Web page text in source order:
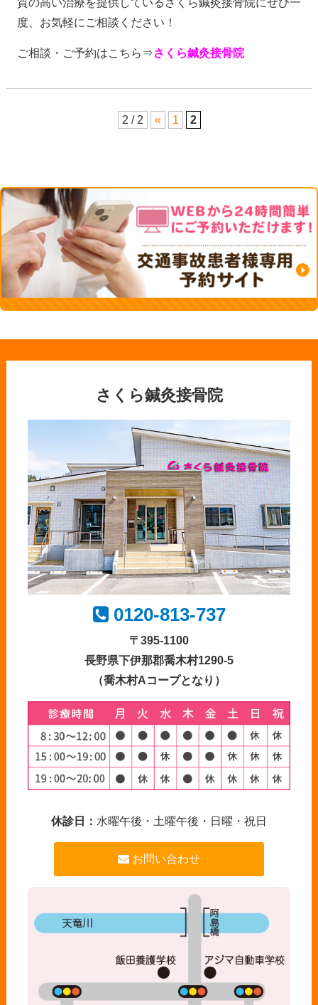
質の高い治療を提供しているさくら鍼灸接骨院にぜひ一
度、お気軽にご相談ください！
ご相談・ご予約はこちら⇒さくら鍼灸接骨院
2 / 2 « 1 2
さくら鍼灸接骨院
0120-813-737
〒395-1100
長野県下伊那郡喬木村1290-5
（喬木村Aコープとなり）
休診日： 水曜午後・土曜午後・日曜・祝日
お問い合わせ